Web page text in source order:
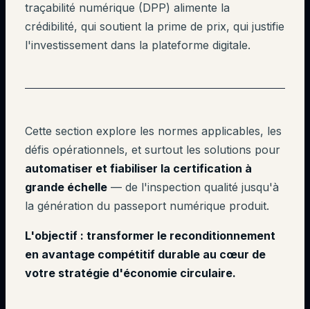
traçabilité numérique (DPP) alimente la
crédibilité, qui soutient la prime de prix, qui justifie
l'investissement dans la plateforme digitale.
Cette section explore les normes applicables, les
défis opérationnels, et surtout les solutions pour
automatiser et fiabiliser la certification à
grande échelle — de l'inspection qualité jusqu'à
la génération du passeport numérique produit.
L'objectif : transformer le reconditionnement
en avantage compétitif durable au cœur de
votre stratégie d'économie circulaire.